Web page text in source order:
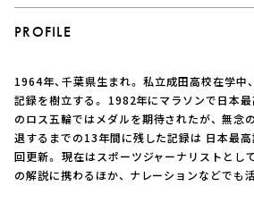
今日の番組表
週間番組表
トピックス
TBS Podcast
お知らせ
PROFILE
1964年、千葉県生まれ。 私立成田高校在学中
記録を樹立する。 1982年にマラソンで日本
のロス五輪ではメダルを期待されたが、 無念
退するまでの13年間に残した記録は 日本最
回更新。 現在はスポーツジャーナリストとし
の解説に携わるほか、 ナレーションなどでも